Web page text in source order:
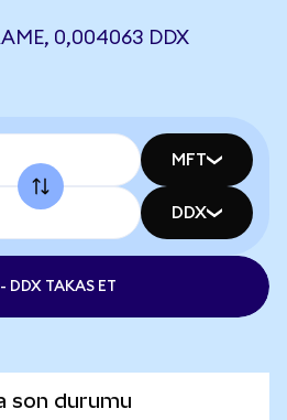
0,004063 DDX
MFT
DDX
DDX TAKAS ET
son durumu